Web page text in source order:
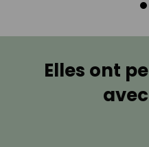
Elles ont
avec